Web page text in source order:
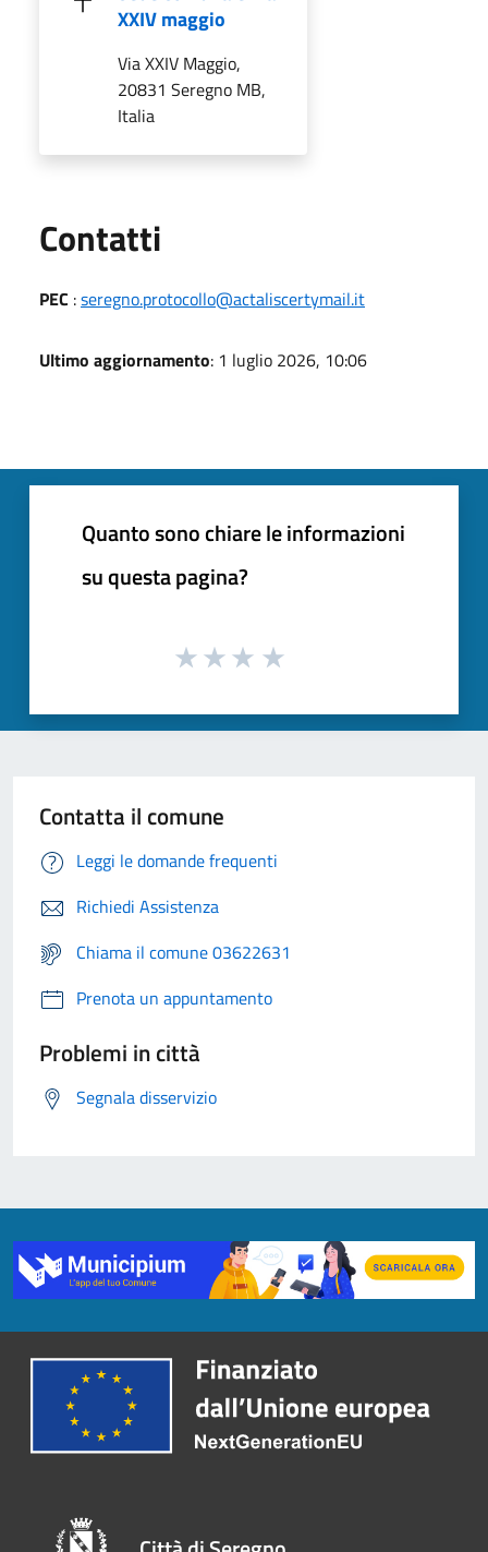
XXIV maggio
Via XXIV Maggio,
20831 Seregno MB,
Italia
Contatti
PEC :seregno.protocollo@actaliscertymail.it
Ultimo aggiornamento: 1 luglio 2026, 10:06
Quanto sono chiare le informazioni
su questa pagina?
Contatta il comune
Leggi le domande frequenti
Richiedi Assistenza
Chiama il comune 03622631
Prenota un appuntamento
Problemi in città
Segnala disservizio